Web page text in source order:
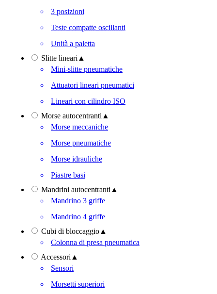
3 posizioni
Teste compatte oscillanti
Unità a paletta
Slitte lineari ▲
Mini-slitte pneumatiche
Attuatori lineari pneumatici
Lineari con cilindro ISO
Morse autocentranti ▲
Morse meccaniche
Morse pneumatiche
Morse idrauliche
Piastre basi
Mandrini autocentranti ▲
Mandrino 3 griffe
Mandrino 4 griffe
Cubi di bloccaggio ▲
Colonna di presa pneumatica
Accessori ▲
Sensori
Morsetti superiori